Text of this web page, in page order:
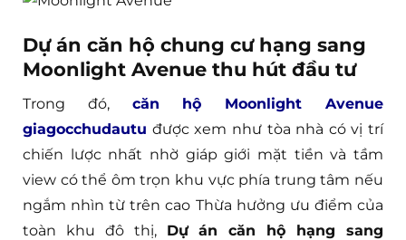
Dự án căn hộ chung cư hạng sang
Moonlight Avenue thu hút đầu tư
Trong đó, căn hộ Moonlight Avenue
giagocchudautu được xem như tòa nhà có vị trí
chiến lược nhất nhờ giáp giới mặt tiền và tầm
view có thể ôm trọn khu vực phía trung tâm nếu
ngắm nhìn từ trên cao Thừa hưởng ưu điểm của
toàn khu đô thị, Dự án căn hộ hạng sang